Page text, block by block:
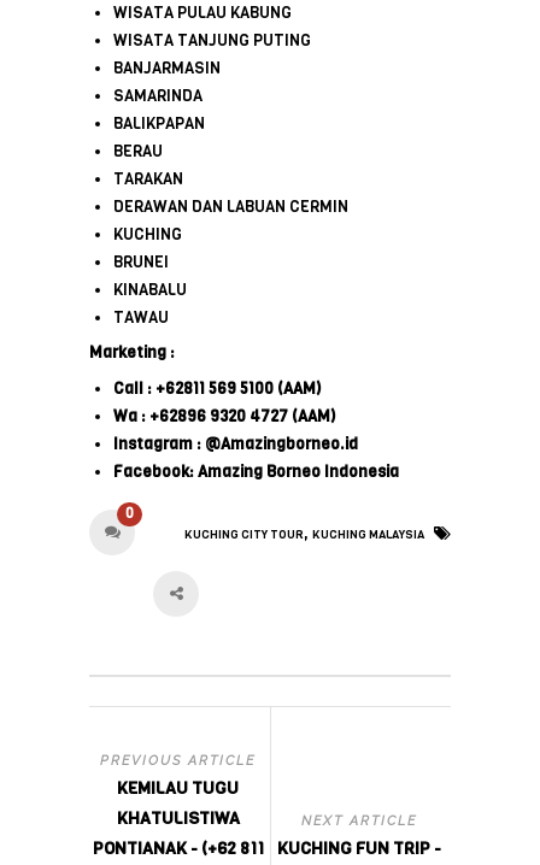
WISATA PULAU KABUNG
WISATA TANJUNG PUTING
BANJARMASIN
SAMARINDA
BALIKPAPAN
BERAU
TARAKAN
DERAWAN DAN LABUAN CERMIN
KUCHING
BRUNEI
KINABALU
TAWAU
Marketing :
Call : +62811 569 5100 (AAM)
Wa : +62896 9320 4727 (AAM)
Instagram : @Amazingborneo.id
Facebook: Amazing Borneo Indonesia
KUCHING CITY TOUR, KUCHING MALAYSIA
0
PREVIOUS ARTICLE
KEMILAU TUGU
KHATULISTIWA
PONTIANAK - (+62 811
NEXT ARTICLE
KUCHING FUN TRIP -